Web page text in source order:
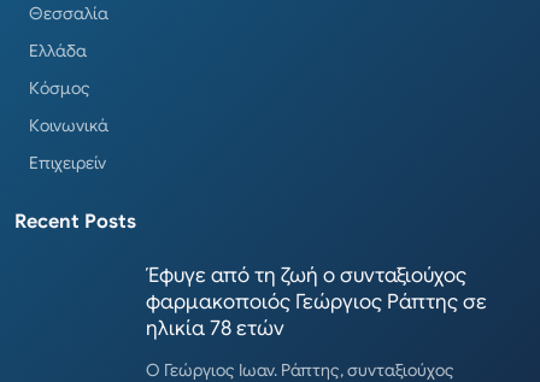
Θεσσαλία
Ελλάδα
Κόσμος
Κοινωνικά
Επιχειρείν
Recent Posts
Έφυγε από τη ζωή ο συνταξιούχος
φαρμακοποιός Γεώργιος Ράπτης σε
ηλικία 78 ετών
Ο Γεώργιος Ιωαν. Ράπτης, συνταξιούχος